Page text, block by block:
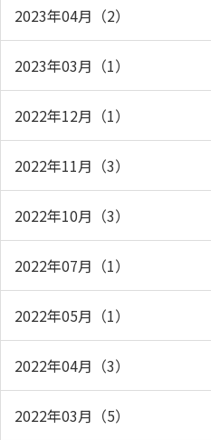
2023年04月（2）
2023年03月（1）
2022年12月（1）
2022年11月（3）
2022年10月（3）
2022年07月（1）
2022年05月（1）
2022年04月（3）
2022年03月（5）